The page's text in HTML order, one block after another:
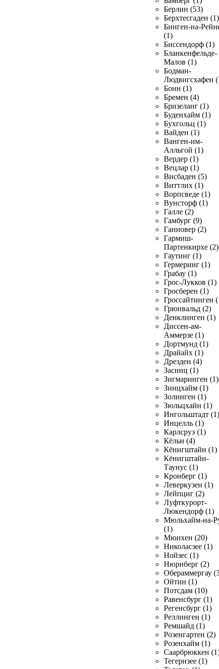
Берлин (53)
Берхтесгаден (1)
Бинген-на-
(1)
Биссендорф (1)
Бланкенфельде-
Малов (1)
Бодман-
Людвигсхафен
Бонн (1)
Бремен (4)
Бризеланг (1)
Буденхайм (1)
Бухгольц (1)
Вайден (1)
Ванген-им-
Алльгой (1)
Вердер (1)
Вецлар (1)
Висбаден (5)
Виттлих (1)
Ворпсведе (1)
Вунсторф (1)
Галле (2)
Гамбург (9)
Ганновер (2)
Гармиш-
Партенкирхе (2)
Гаутинг (1)
Гермеринг (1)
Грабау (1)
Грос-Лукков (1)
Гросберен (1)
Гроссайтинген
Грюнвальд (2)
Денклинген (1)
Диссен-ам-
Аммерзе (1)
Дортмунд (1)
Драйайх (1)
Дрезден (4)
Засниц (1)
Зигмаринген (1)
Зинцхайм (1)
Золинген (1)
Зюльцхайн (1)
Ингольштадт (1)
Инцелль (1)
Карлсруэ (1)
Кёльн (4)
Кёнигштайн (1)
Кёнигштайн-
Таунус (1)
Кронберг (1)
Леверкузен (1)
Лейпциг (2)
Луфткурорт-
Люкендорф (1)
Мюльхайм-на-
(1)
Мюнхен (20)
Николасзее (1)
Нойзес (1)
Нюрнберг (2)
Обераммергау
Ойтин (1)
Потсдам (10)
Равенсбург (1)
Регенсбург (1)
Реллинген (1)
Ремшайд (1)
Розенгартен (2)
Розенхайм (1)
Саарбрюккен
Тегернзее (1)